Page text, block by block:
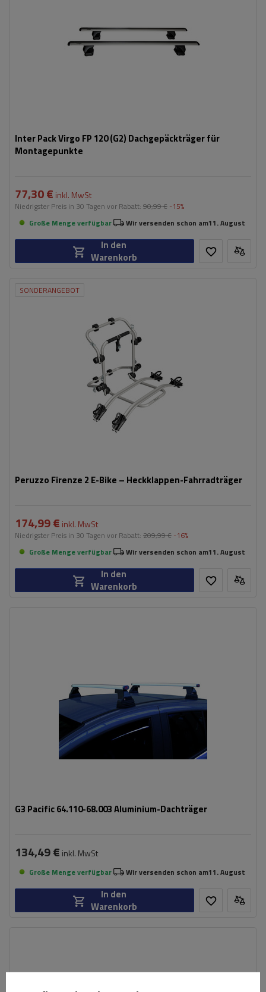
Inter Pack Virgo FP 120 (G2) Dachgepäckträger für
Montagepunkte
77,30 € inkl. MwSt
Niedrigster Preis in 30 Tagen vor Rabatt: 90,99 € -15%
Große Menge verfügbar
Wir versenden schon am11. August
In den
Warenkorb
SONDERANGEBOT
Peruzzo Firenze 2 E-Bike – Heckklappen-Fahrradträger
45 kg
kompatibel mit Elektrofahrrädern
Aluminiumkonstruktion
174,99 € inkl. MwSt
Niedrigster Preis in 30 Tagen vor Rabatt: 209,99 € -16%
Große Menge verfügbar
Wir versenden schon am11. August
In den
Warenkorb
G3 Pacific 64.110-68.003 Aluminium-Dachträger
134,49 € inkl. MwSt
Große Menge verfügbar Wir versenden schon am11. August
In den
Warenkorb